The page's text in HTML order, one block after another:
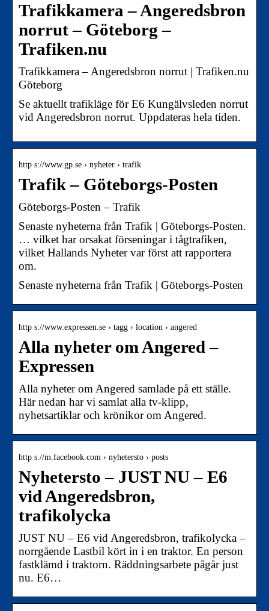
Trafikkamera – Angeredsbron
norrut – Göteborg –
Trafiken.nu
Trafikkamera – Angeredsbron norrut | Trafiken.nu
Göteborg
Se aktuellt trafikläge för E6 Kungälvsleden norrut
vid Angeredsbron norrut. Uppdateras hela tiden.
http s://www.gp.se › nyheter › trafik
Trafik – Göteborgs-Posten
Göteborgs-Posten – Trafik
Senaste nyheterna från Trafik | Göteborgs-Posten.
… vilket har orsakat förseningar i tågtrafiken,
vilket Hallands Nyheter var först att rapportera
om.
Senaste nyheterna från Trafik | Göteborgs-Posten
http s://www.expressen.se › tagg › location › angered
Alla nyheter om Angered –
Expressen
Alla nyheter om Angered samlade på ett ställe.
Här nedan har vi samlat alla tv-klipp,
nyhetsartiklar och krönikor om Angered.
http s://m.facebook.com › nyhetersto › posts
Nyhetersto – JUST NU – E6
vid Angeredsbron,
trafikolycka
JUST NU – E6 vid Angeredsbron, trafikolycka –
norrgående Lastbil kört in i en traktor. En person
fastklämd i traktorn. Räddningsarbete pågår just
nu. E6…